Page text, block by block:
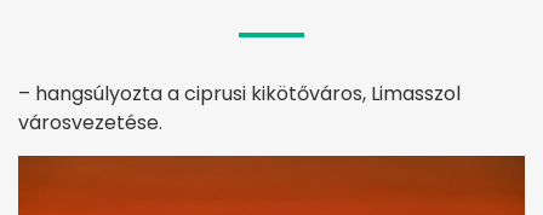
– hangsúlyozta a ciprusi kikötőváros, Limasszol
városvezetése.